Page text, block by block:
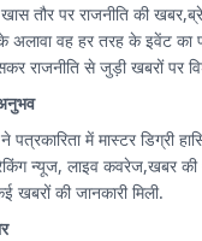
खास तौर पर राजनीति की
वह हर तरह के इवेंट का
राजनीति से जुड़ी खबरों पर
पत्रकारिता में मास्टर डिग्री
न्यूज, लाइव कवरेज,खबर की थीम,
की जानकारी मिली.